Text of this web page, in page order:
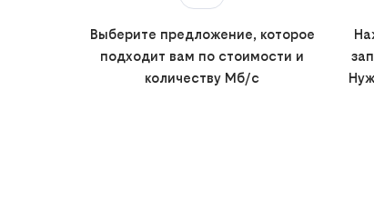
Выберите предложение, которое
подходит вам по стоимости и
количеству Мб/с